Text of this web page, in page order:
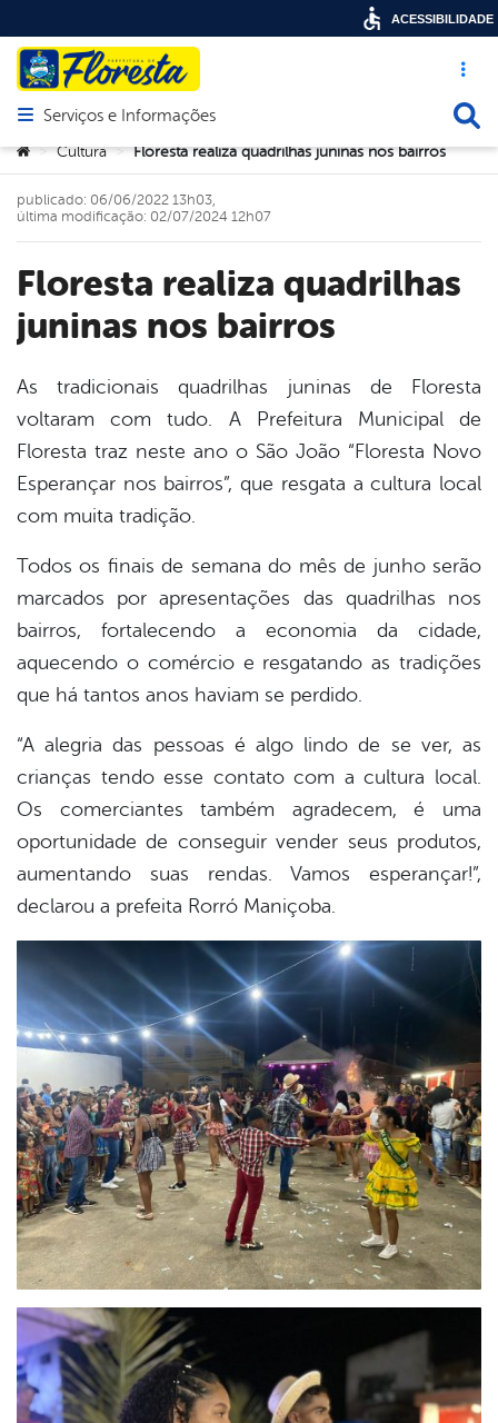
Acesso
Abrir menu principal de navegação
Serviços e Informações
Você está aqui:
> Cultura > Floresta realiza quadrilhas juninas nos bairros
Floresta realiza quadrilhas
juninas nos bairros
publicado: 06/06/2022 13h03,
última modificação: 02/07/2024 12h07
As tradicionais quadrilhas juninas de Floresta
voltaram com tudo. A Prefeitura Municipal de
Floresta traz neste ano o São João “Floresta Novo
Esperançar nos bairros”, que resgata a cultura local
com muita tradição.
Todos os finais de semana do mês de junho serão
marcados por apresentações das quadrilhas nos
bairros, fortalecendo a economia da cidade,
aquecendo o comércio e resgatando as tradições
que há tantos anos haviam se perdido.
“A alegria das pessoas é algo lindo de se ver, as
crianças tendo esse contato com a cultura local.
Os comerciantes também agradecem, é uma
oportunidade de conseguir vender seus produtos,
aumentando suas rendas. Vamos esperançar!”,
declarou a prefeita Rorró Maniçoba.
ACESSIBILIDADE